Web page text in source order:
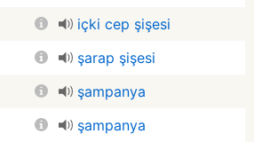
içki cep şişesi
şarap şişesi
şampanya
şampanya